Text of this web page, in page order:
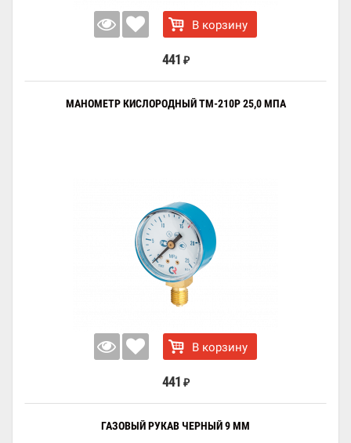
В корзину
441 ₽
МАНОМЕТР КИСЛОРОДНЫЙ ТМ-210Р 25,0 МПА
В корзину
441 ₽
ГАЗОВЫЙ РУКАВ ЧЕРНЫЙ 9 ММ